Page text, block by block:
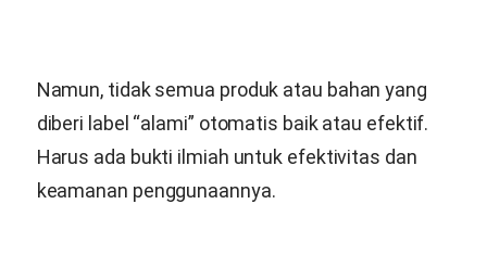
Namun, tidak semua produk atau bahan yang
diberi label “alami” otomatis baik atau efektif.
Harus ada bukti ilmiah untuk efektivitas dan
keamanan penggunaannya.